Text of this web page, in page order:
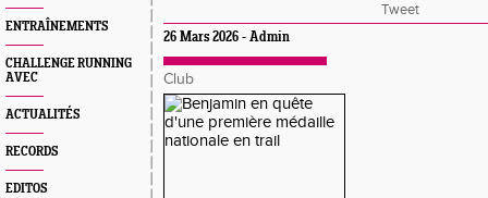
ENTRAÎNEMENTS
CHALLENGE RUNNING
AVEC
ACTUALITÉS
RECORDS
EDITOS
Tweet
26 Mars 2026 - Admin
Club